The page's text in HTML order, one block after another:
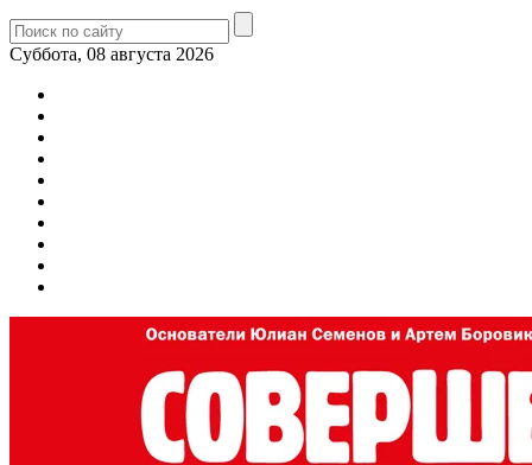
Суббота, 08 августа 2026